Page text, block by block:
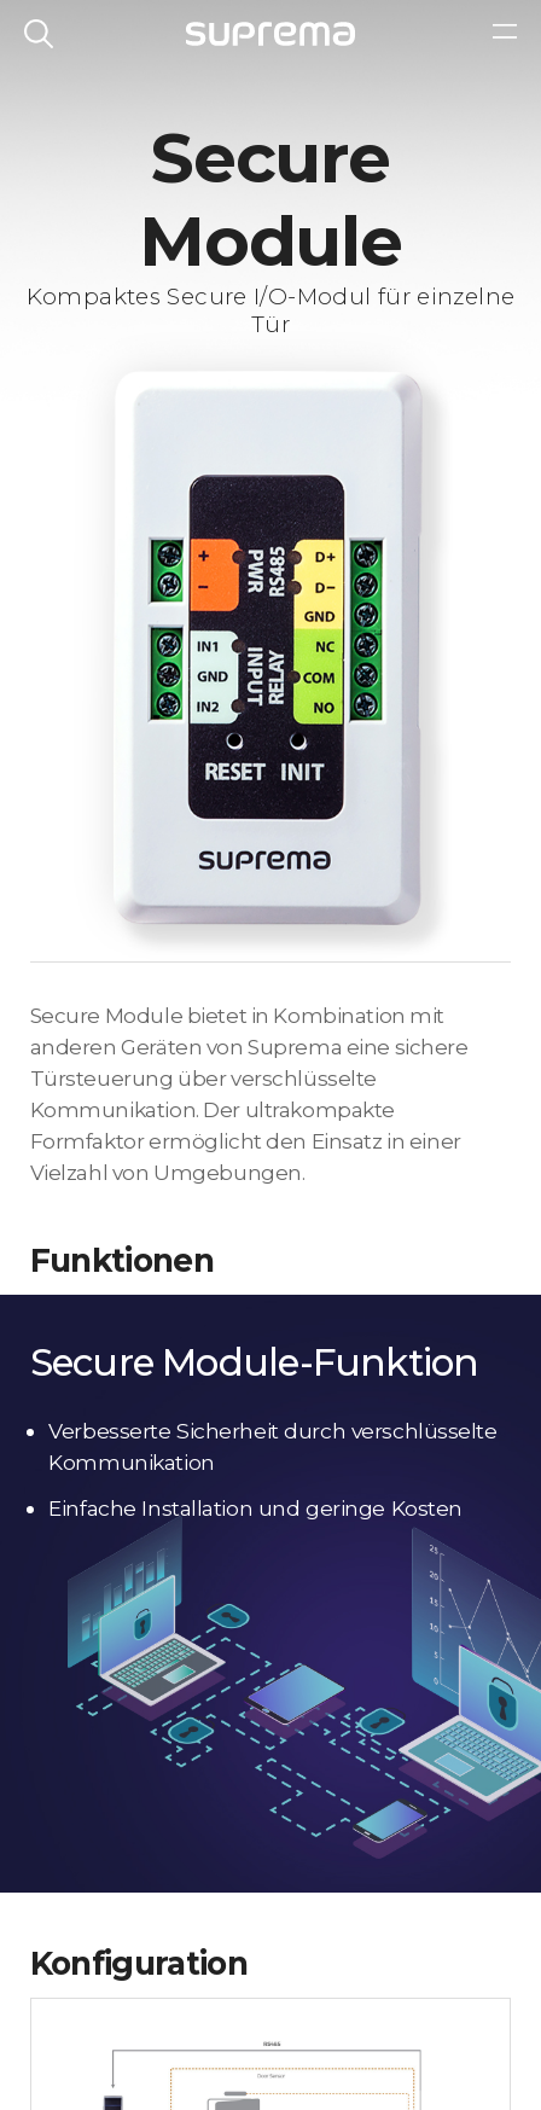
Secure
Module
Kompaktes Secure I/O-Modul für einzelne
Tür
Secure Module bietet in Kombination mit
anderen Geräten von Suprema eine sichere
Türsteuerung über verschlüsselte
Kommunikation. Der ultrakompakte
Formfaktor ermöglicht den Einsatz in einer
Vielzahl von Umgebungen.
Funktionen
Secure Module-Funktion
Verbesserte Sicherheit durch verschlüsselte
Kommunikation
Einfache Installation und geringe Kosten
Konfiguration